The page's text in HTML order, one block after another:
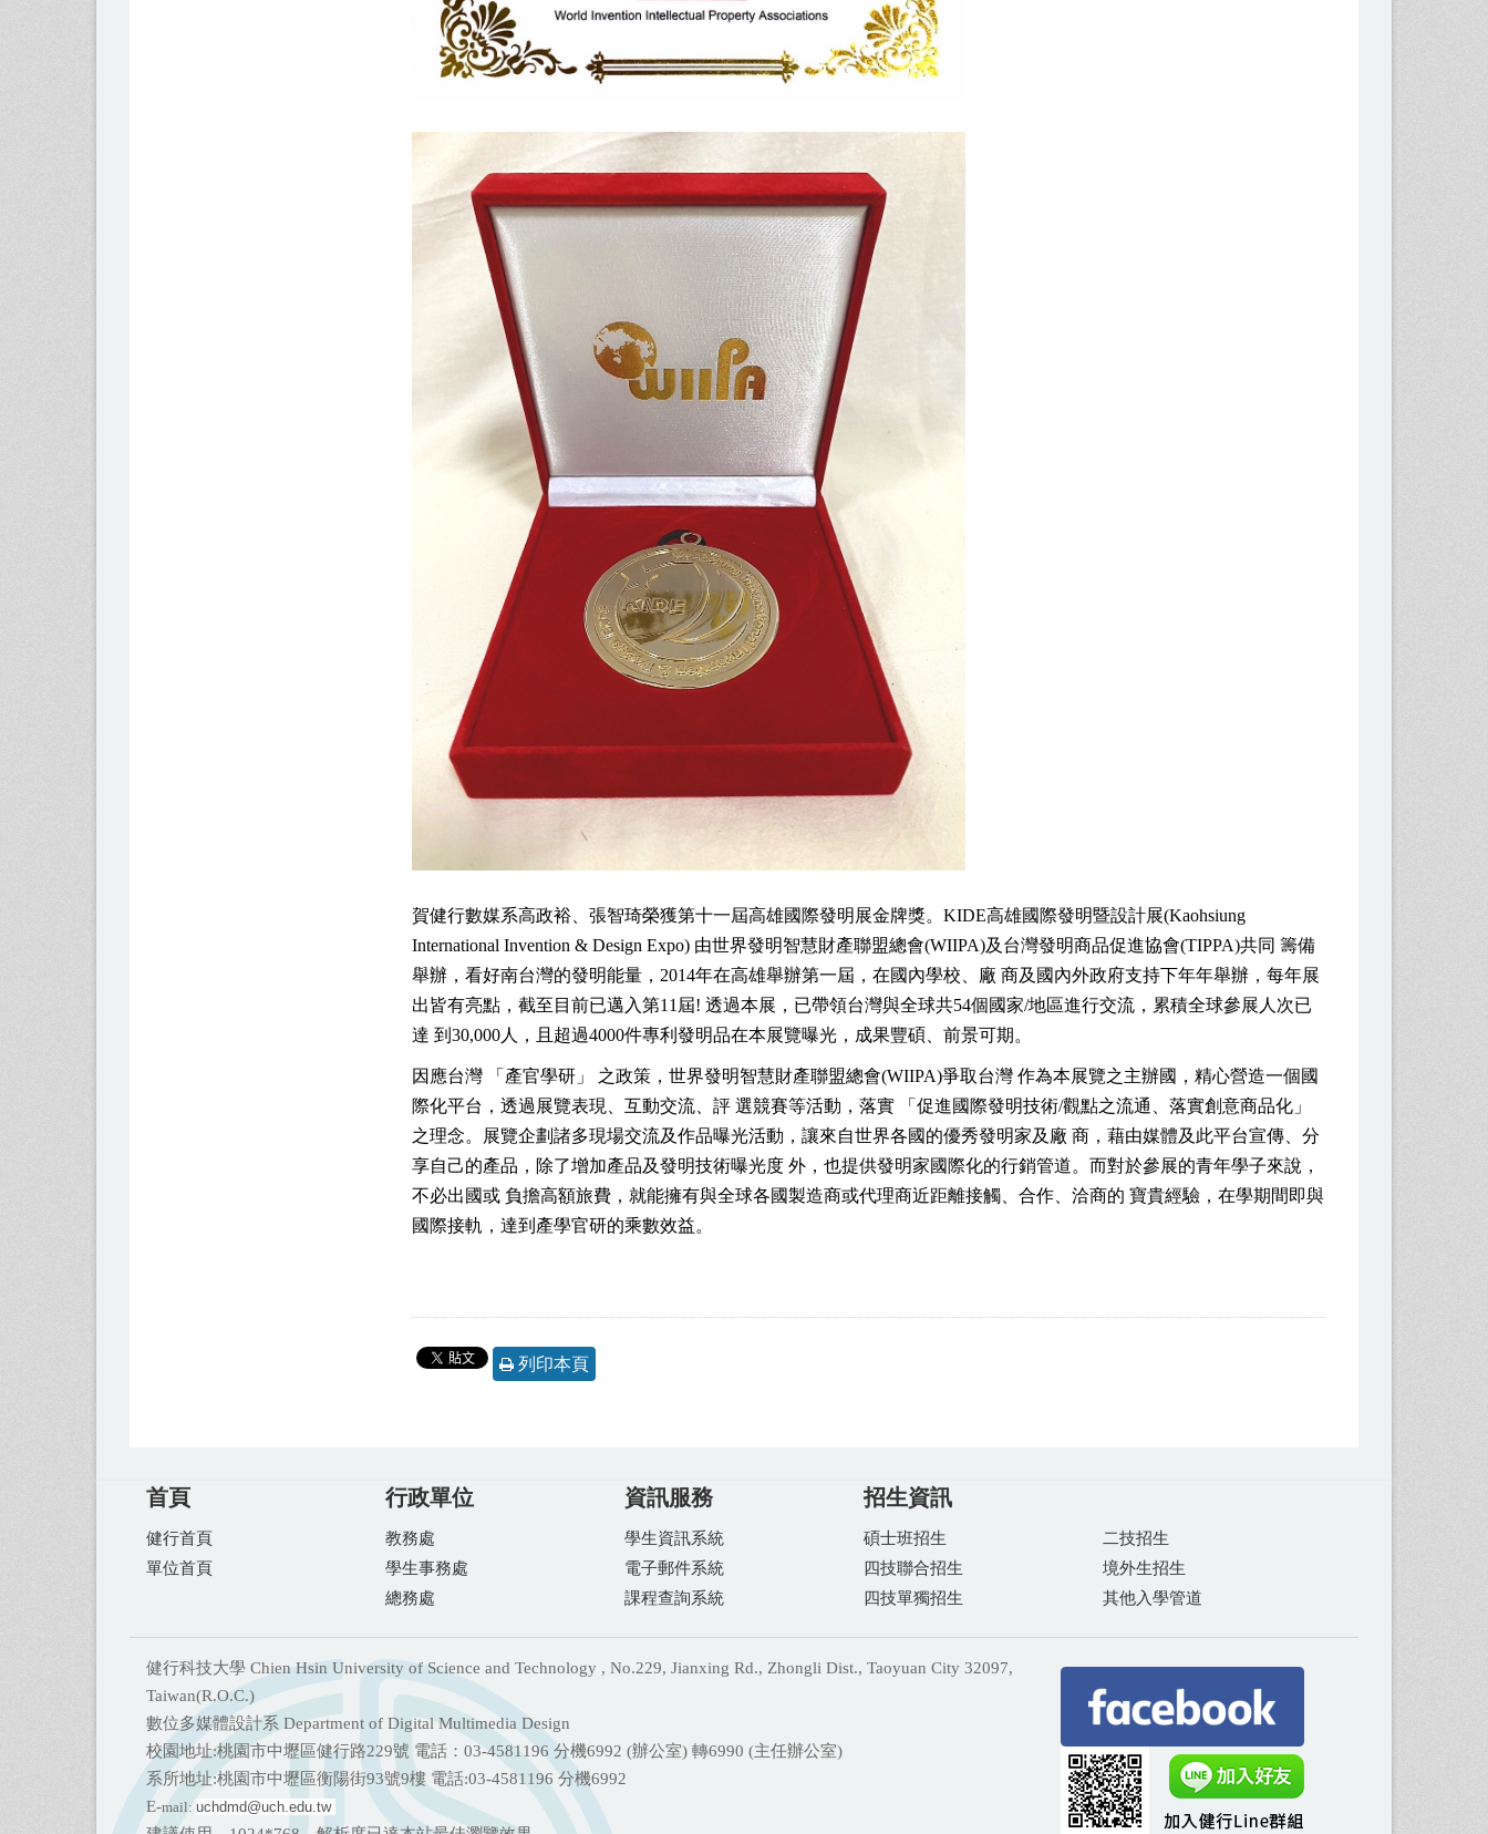
賀健行數媒系高政裕、張智琦榮獲第十一屆高雄國際發明展金牌獎。 KIDE高雄國際發明暨設計展(Kaohsiung
International Invention & Design Expo) 由世界發明智慧財產聯盟總會(WIIPA)及台灣發明商品促進協會(TIPPA)共同 籌備
舉辦，看好南台灣的發明能量， 2014年在高雄舉辦第一屆，在國內學校、廠 商及國內外政府支持下年年舉辦，每年展
出皆有亮點，截至目前已邁入第11 屆! 透過本展，已帶領台灣與全球共54個國家/地區進行交流，累積全球參展人次已
達 到 30,000人，且超過4000件專利發明品在本展覽曝光，成果豐碩、前景可期。
因應台灣 「產官學研」 之政策，世界發明智慧財產聯盟總會(WIIPA)爭取台灣 作為本展覽之主辦國，精心營造一個國
際化平台，透過展覽表現、互動交流、評 選競賽等活動，落實 「促進國際發明技術/觀點之流通、落實創意商品化」
之理念。展覽企劃諸多現場交流及作品曝光活動，讓來自世界各國的優秀發明家及廠 商，藉由媒體及此平台宣傳、分
享自己的產品，除了增加產品及發明技術曝光度 外，也提供發明家國際化的行銷管道。而對於參展的青年學子來說，
不必出國或 負擔高額旅費，就能擁有與全球各國製造商或代理商近距離接觸、合作、洽商的 寶貴經驗，在學期間即與
國際接軌，達到產學官研的乘數效益。
列印本頁
首頁
健行首頁
單位首頁
行政單位
教務處
學生事務處
總務處
資訊服務
學生資訊系統
電子郵件系統
課程查詢系統
招生資訊
碩士班招生
四技聯合招生
四技單獨招生
二技招生
境外生招生
其他入學管道
健行科技大學 Chien Hsin University of Science and Technology , No.229, Jianxing Rd., Zhongli Dist., Taoyuan City 32097,
Taiwan(R.O.C.)
數位多媒體設計系 Department of Digital Multimedia Design
校園地址:桃園市中壢區健行路229號 電話：03-4581196 分機6992 (辦公室) 轉6990 (主任辦公室)
系所地址:桃園市中壢區衡陽街93號9樓 電話:03-4581196 分機6992
E-mail:uchdmd@uch.edu.tw